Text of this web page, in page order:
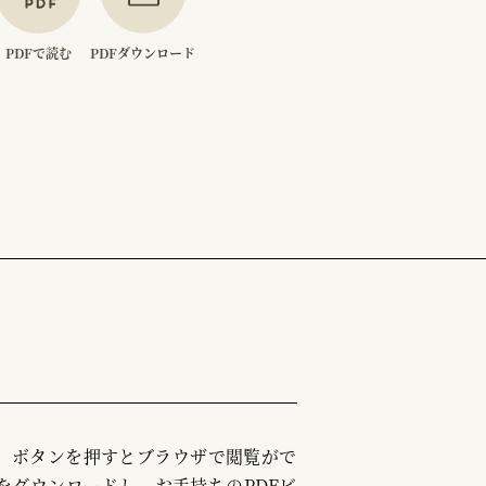
PDFで読む PDFダウンロード
タンを押すとブラウザで閲覧がで